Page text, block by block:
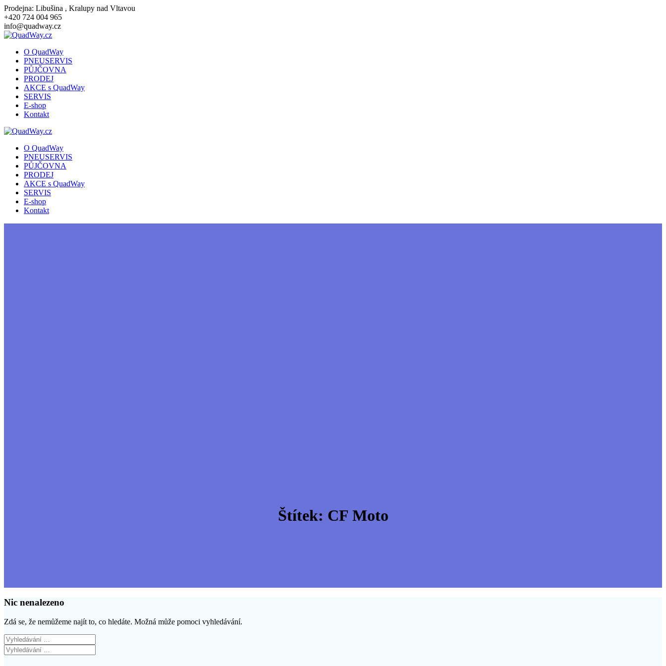
Přeskočit
na
obsah
Prodejna: Libušina , Kralupy nad Vltavou
+420 724 004 965
info@quadway.cz
O QuadWay
PNEUSERVIS
PŮJČOVNA
PRODEJ
AKCE s QuadWay
SERVIS
E-shop
Kontakt
O QuadWay
PNEUSERVIS
PŮJČOVNA
PRODEJ
AKCE s QuadWay
SERVIS
E-shop
Kontakt
Štítek: CF Moto
Nic nenalezeno
Zdá se, že nemůžeme najít to, co hledáte. Možná může pomoci vyhledávání.
Vyhledat:
Vyhledat: